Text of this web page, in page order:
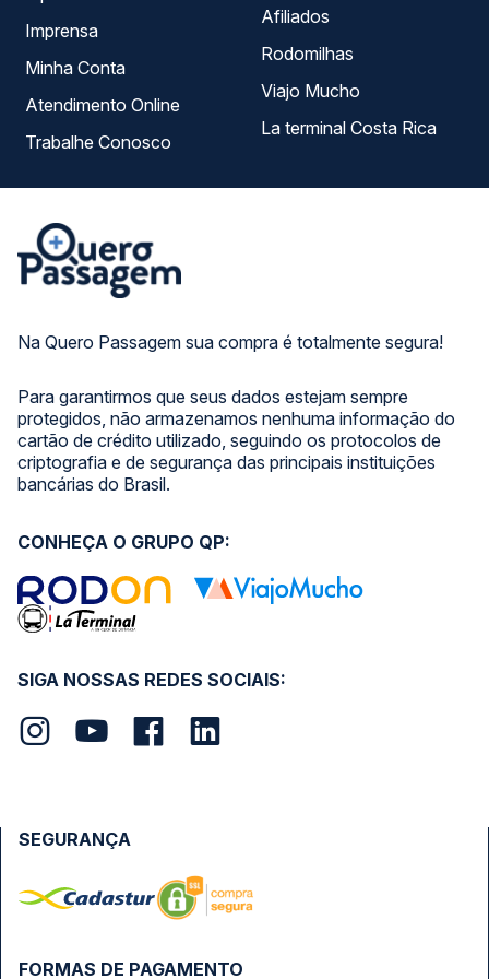
Na Quero Passagem sua compra é totalmente segura!
Para garantirmos que seus dados estejam sempre
protegidos, não armazenamos nenhuma informação do
cartão de crédito utilizado, seguindo os protocolos de
criptografia e de segurança das principais instituições
bancárias do Brasil.
Imprensa
Minha Conta
Atendimento Online
Trabalhe Conosco
Afiliados
Rodomilhas
Viajo Mucho
La terminal Costa Rica
SIGA NOSSAS REDES SOCIAIS:
CONHEÇA O GRUPO QP:
FORMAS DE PAGAMENTO
SEGURANÇA